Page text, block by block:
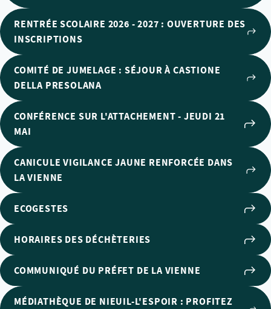
RENTRÉE SCOLAIRE 2026 - 2027 : OUVERTURE DES
INSCRIPTIONS
COMITÉ DE JUMELAGE : SÉJOUR À CASTIONE
DELLA PRESOLANA
CONFÉRENCE SUR L'ATTACHEMENT - JEUDI 21
MAI
CANICULE VIGILANCE JAUNE RENFORCÉE DANS
LA VIENNE
ECOGESTES
HORAIRES DES DÉCHÈTERIES
COMMUNIQUÉ DU PRÉFET DE LA VIENNE
MÉDIATHÈQUE DE NIEUIL-L'ESPOIR : PROFITEZ